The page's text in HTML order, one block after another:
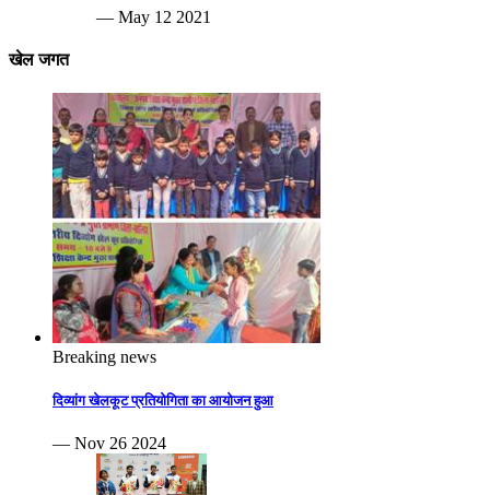
— May 12 2021
खेल जगत
Breaking news
दिव्यांग खेलकूट प्रतियोगिता का आयोजन हुआ
— Nov 26 2024